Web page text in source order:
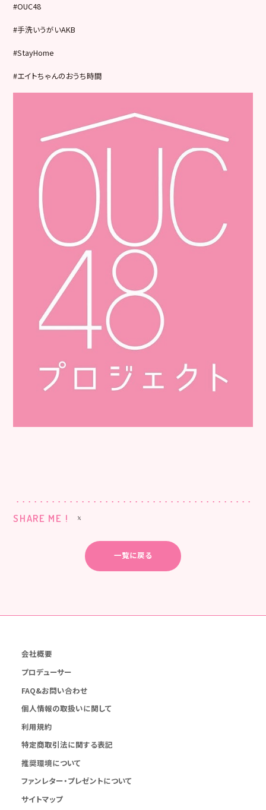
#OUC48
#手洗いうがいAKB
#StayHome
#エイトちゃんのおうち時間
SHARE ME !
一覧に戻る
会社概要
プロデューサー
FAQ&お問い合わせ
個人情報の取扱いに関して
利用規約
特定商取引法に関する表記
推奨環境について
ファンレター・プレゼントについて
サイトマップ